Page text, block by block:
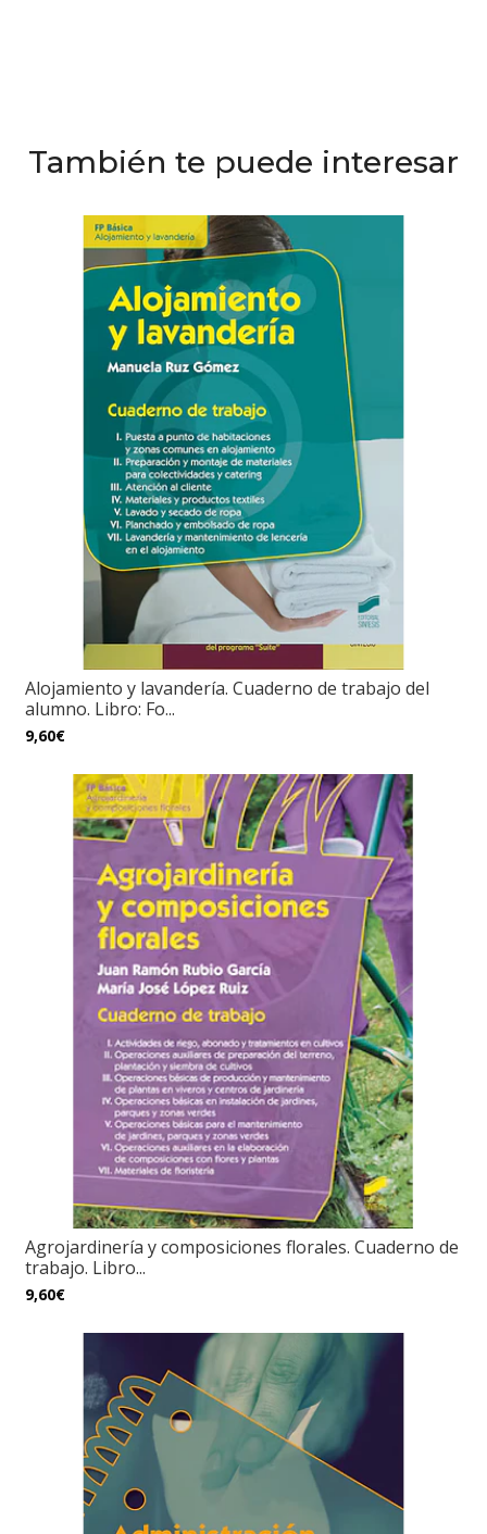
También te puede interesar
Alojamiento y lavandería. Cuaderno de trabajo del
alumno. Libro: Fo...
9,60€
Agrojardinería y composiciones florales. Cuaderno de
trabajo. Libro...
9,60€